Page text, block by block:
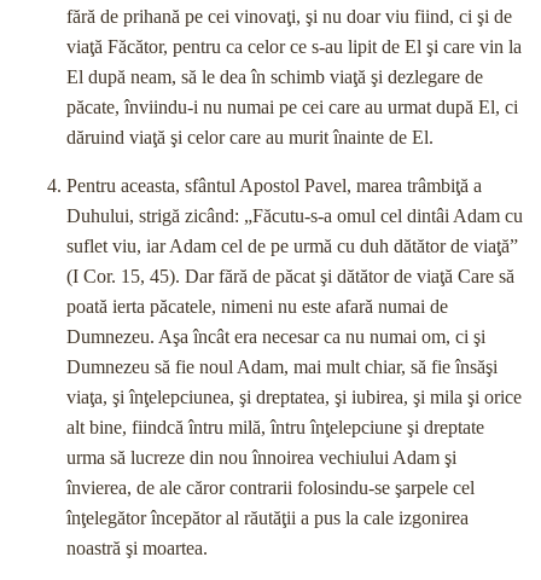
fără de prihană pe cei vinovaţi, şi nu doar viu fiind, ci şi de
viaţă Făcător, pentru ca celor ce s-au lipit de El şi care vin la
El după neam, să le dea în schimb viaţă şi dezlegare de
păcate, înviindu-i nu numai pe cei care au urmat după El, ci
dăruind viaţă şi celor care au murit înainte de El.
Pentru aceasta, sfântul Apostol Pavel, marea trâmbiţă a
Duhului, strigă zicând: „Făcutu-s-a omul cel dintâi Adam cu
suflet viu, iar Adam cel de pe urmă cu duh dătător de viaţă”
(I Cor. 15, 45). Dar fără de păcat şi dătător de viaţă Care să
poată ierta păcatele, nimeni nu este afară numai de
Dumnezeu. Aşa încât era necesar ca nu numai om, ci şi
Dumnezeu să fie noul Adam, mai mult chiar, să fie însăşi
viaţa, şi înţelepciunea, şi dreptatea, şi iubirea, şi mila şi orice
alt bine, fiindcă întru milă, întru înţelepciune şi dreptate
urma să lucreze din nou înnoirea vechiului Adam şi
învierea, de ale căror contrarii folosindu-se şarpele cel
înţelegător începător al răutăţii a pus la cale izgonirea
noastră şi moartea.